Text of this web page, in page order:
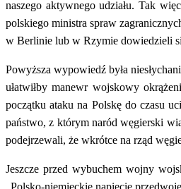
naszego aktywnego udziału. Tak
polskiego ministra spraw
w Berlinie lub w Rzymie dowiedzieli
Powyższa wypowiedź była
ułatwiłby manewr wojskowy
początku ataku na Polskę do czasu
państwo, z którym naród węgierski
podejrzewali, że wkrótce na rząd
Jeszcze przed wybuchem wojny
„Polsko-niemieckie napięcie